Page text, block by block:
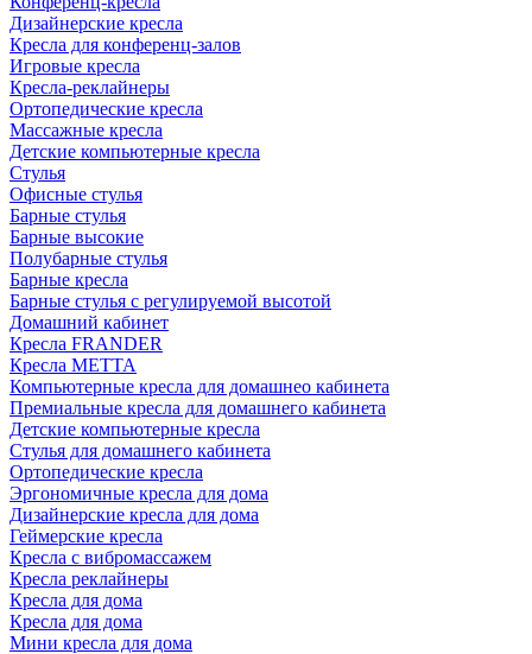
Дизайнерские кресла
Кресла для конференц-залов
Игровые кресла
Кресла-реклайнеры
Ортопедические кресла
Массажные кресла
Детские компьютерные кресла
Стулья
Офисные стулья
Барные стулья
Барные высокие
Полубарные стулья
Барные кресла
Барные стулья с регулируемой высотой
Домашний кабинет
Кресла FRANDER
Кресла METTA
Компьютерные кресла для домашнео кабинета
Премиальные кресла для домашнего кабинета
Детские компьютерные кресла
Стулья для домашнего кабинета
Ортопедические кресла
Эргономичные кресла для дома
Дизайнерские кресла для дома
Геймерские кресла
Кресла с вибромассажем
Кресла реклайнеры
Кресла для дома
Кресла для дома
Мини кресла для дома